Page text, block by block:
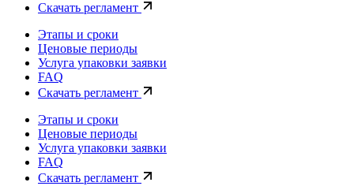
Скачать регламент
Этапы и сроки
Ценовые периоды
Услуга упаковки заявки
FAQ
Скачать регламент
Этапы и сроки
Ценовые периоды
Услуга упаковки заявки
FAQ
Скачать регламент